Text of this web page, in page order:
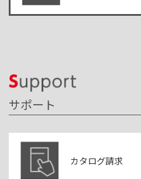
サポート
カタログ請求